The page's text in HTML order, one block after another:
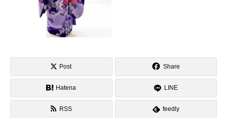
Post Share
Hatena LINE
RSS feedly